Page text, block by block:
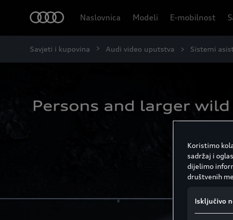
Naslovnica Modeli E-mobilnost
Savjeti i kupovina Audi video uputstva Sistemi
Koristimo
sadržaj i
dijelimo
društvenih
Isključivo